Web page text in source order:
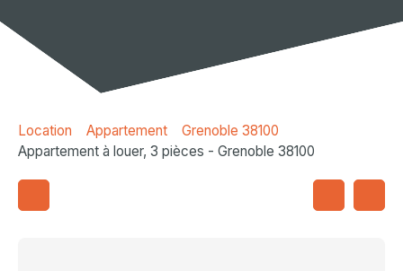
Location Appartement
Grenoble 38100
Appartement à louer, 3 pièces - Grenoble 38100